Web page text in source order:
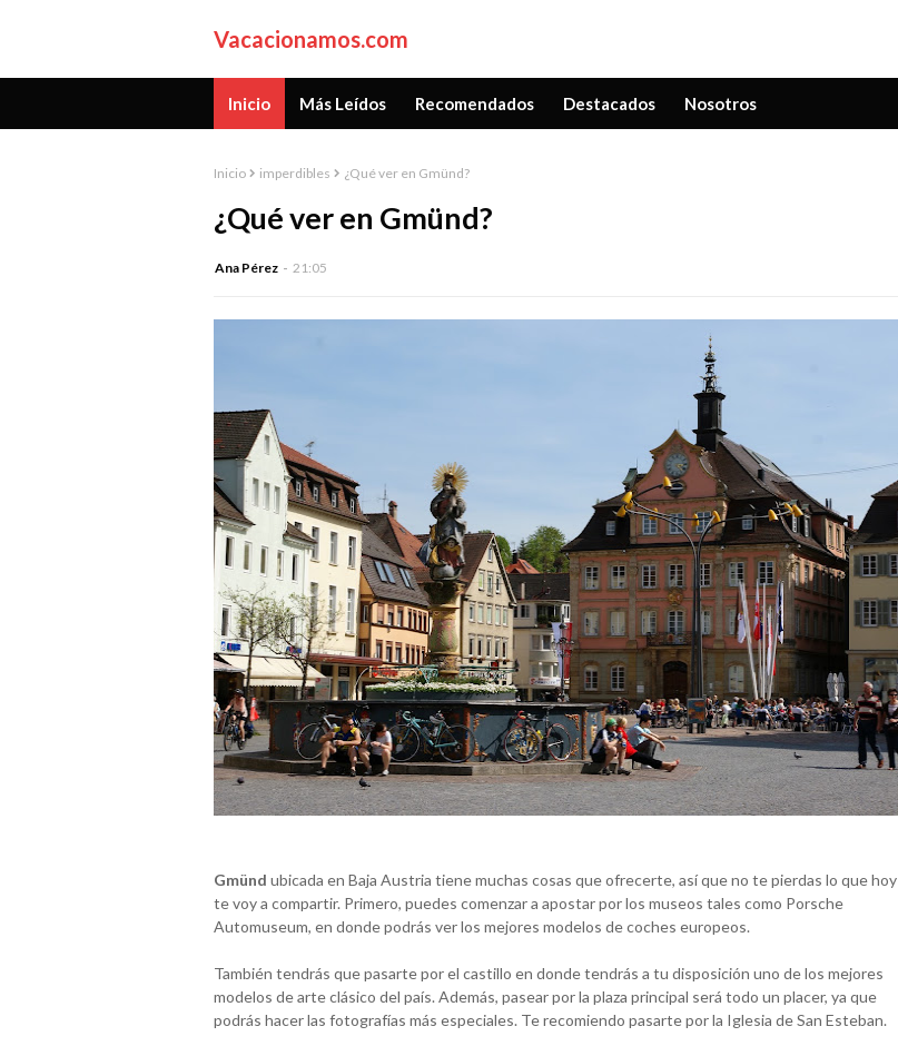
Vacacionamos.com
Inicio Más Leídos Recomendados Destacados Nosotros
Inicio imperdibles ¿Qué ver en Gmünd?
¿Qué ver en Gmünd?
Ana Pérez 21:05
Gmünd ubicada en Baja Austria tiene muchas cosas que ofrecerte, así que no te pierdas lo que hoy
te voy a compartir. Primero, puedes comenzar a apostar por los museos tales como Porsche
Automuseum, en donde podrás ver los mejores modelos de coches europeos.
También tendrás que pasarte por el castillo en donde tendrás a tu disposición uno de los mejores
modelos de arte clásico del país. Además, pasear por la plaza principal será todo un placer, ya que
podrás hacer las fotografías más especiales. Te recomiendo pasarte por la Iglesia de San Esteban.